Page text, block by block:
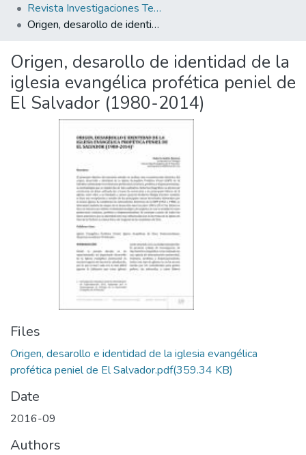
Revista Investigaciones Teológicas N°1
Origen, desarollo de identidad de la iglesia evangélica profética peniel de El Salvador (1980-2014)
Origen, desarollo de identidad de la
iglesia evangélica profética peniel de
El Salvador (1980-2014)
Files
Origen, desarollo e identidad de la iglesia evangélica
profética peniel de El Salvador.pdf(359.34 KB)
Date
2016-09
Authors